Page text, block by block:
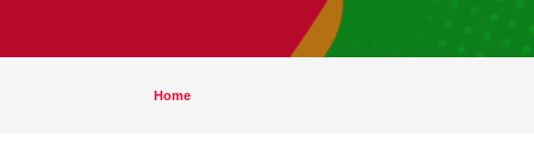
Home